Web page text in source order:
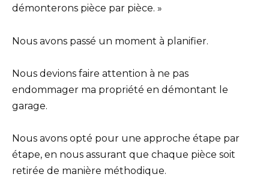
démonterons pièce par pièce. »
Nous avons passé un moment à planifier.
Nous devions faire attention à ne pas
endommager ma propriété en démontant le
garage.
Nous avons opté pour une approche étape par
étape, en nous assurant que chaque pièce soit
retirée de manière méthodique.